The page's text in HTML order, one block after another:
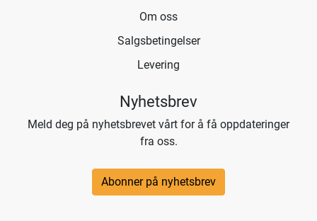
Om oss
Salgsbetingelser
Levering
Nyhetsbrev
Meld deg på nyhetsbrevet vårt for å få oppdateringer
fra oss.
Abonner på nyhetsbrev